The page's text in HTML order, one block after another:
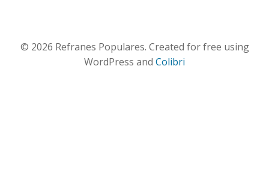
© 2026 Refranes Populares. Created for free using
WordPress and Colibri